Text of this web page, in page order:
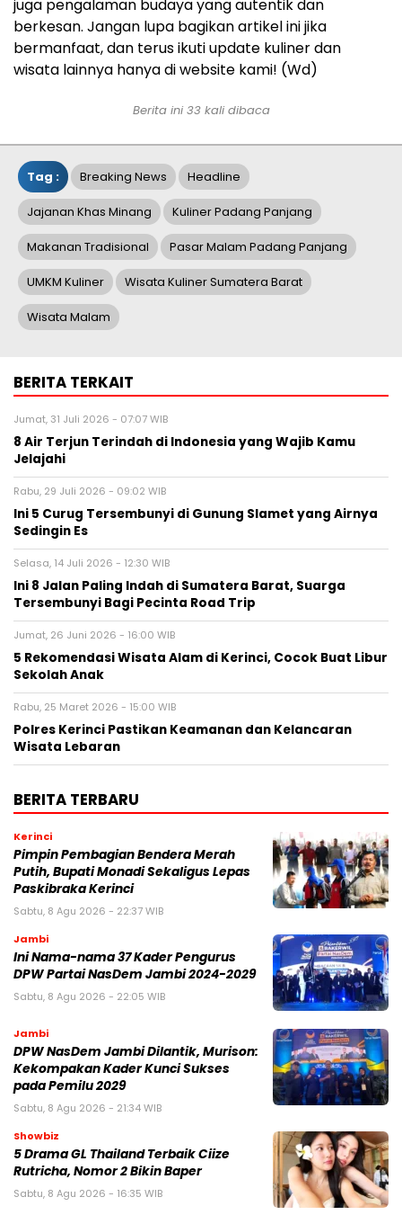
juga pengalaman budaya yang autentik dan
berkesan. Jangan lupa bagikan artikel ini jika
bermanfaat, dan terus ikuti update kuliner dan
wisata lainnya hanya di website kami! (Wd)
Berita ini 33 kali dibaca
Tag : Breaking News Headline
Jajanan Khas Minang Kuliner Padang Panjang
Makanan Tradisional Pasar Malam Padang Panjang
UMKM Kuliner Wisata Kuliner Sumatera Barat
Wisata Malam
BERITA TERKAIT
Jumat, 31 Juli 2026 - 07:07 WIB
8 Air Terjun Terindah di Indonesia yang Wajib Kamu
Jelajahi
Rabu, 29 Juli 2026 - 09:02 WIB
Ini 5 Curug Tersembunyi di Gunung Slamet yang Airnya
Sedingin Es
Selasa, 14 Juli 2026 - 12:30 WIB
Ini 8 Jalan Paling Indah di Sumatera Barat, Suarga
Tersembunyi Bagi Pecinta Road Trip
Jumat, 26 Juni 2026 - 16:00 WIB
5 Rekomendasi Wisata Alam di Kerinci, Cocok Buat Libur
Sekolah Anak
Rabu, 25 Maret 2026 - 15:00 WIB
Polres Kerinci Pastikan Keamanan dan Kelancaran
Wisata Lebaran
BERITA TERBARU
Kerinci
Pimpin Pembagian Bendera Merah
Putih, Bupati Monadi Sekaligus Lepas
Paskibraka Kerinci
Sabtu, 8 Agu 2026 - 22:37 WIB
Jambi
Ini Nama-nama 37 Kader Pengurus
DPW Partai NasDem Jambi 2024-2029
Sabtu, 8 Agu 2026 - 22:05 WIB
Jambi
DPW NasDem Jambi Dilantik, Murison:
Kekompakan Kader Kunci Sukses
pada Pemilu 2029
Sabtu, 8 Agu 2026 - 21:34 WIB
Showbiz
5 Drama GL Thailand Terbaik Ciize
Rutricha, Nomor 2 Bikin Baper
Sabtu, 8 Agu 2026 - 16:35 WIB